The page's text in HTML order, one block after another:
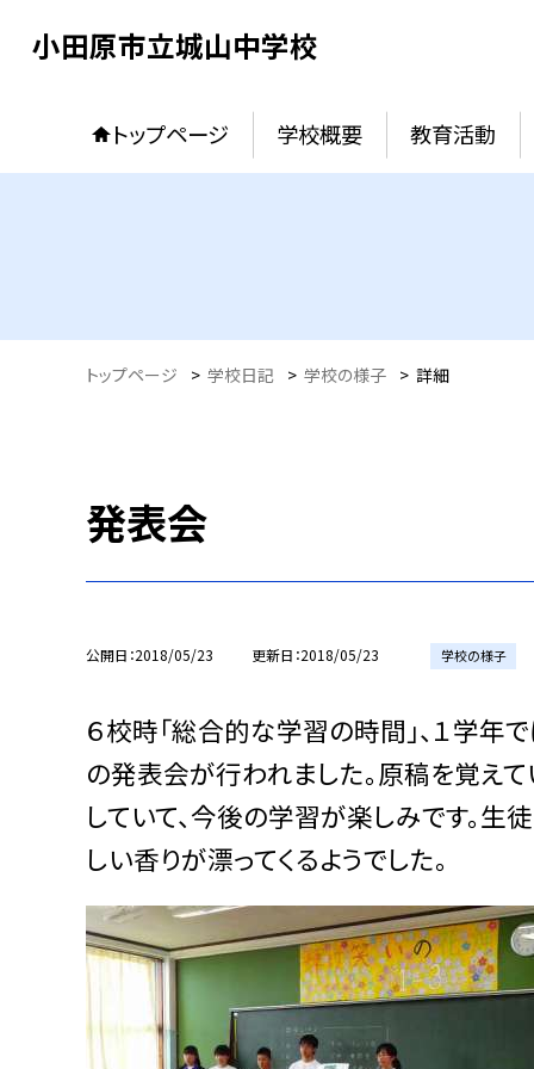
小田原市立城山中学校
トップページ 学校概要 教育活動
トップページ > 学校日記 > 学校の様子 > 詳細
発表会
公開日 2018/05/23 更新日 2018/05/23 学校の様子
６校時「総合的な学習の時間」、１学
の発表会が行われました。原稿を覚え
していて、今後の学習が楽しみです。
しい香りが漂ってくるようでした。